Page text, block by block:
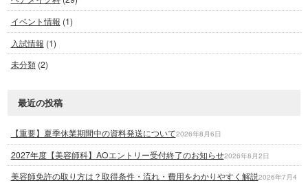
イベント情報 (1)
入試情報 (1)
未分類(2)
最近の投稿
【重要】夏季休業期間中の資料発送について2026年8月6日
2027年度【美容師科】AOエントリー受付終了のお知らせ2026年8月2日
美容師免許の取り方は？取得条件・流れ・費用をわかりやすく解説2026年7月4